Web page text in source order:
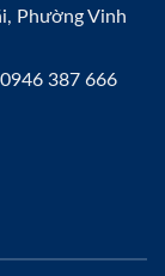
Phường Vinh
387 666